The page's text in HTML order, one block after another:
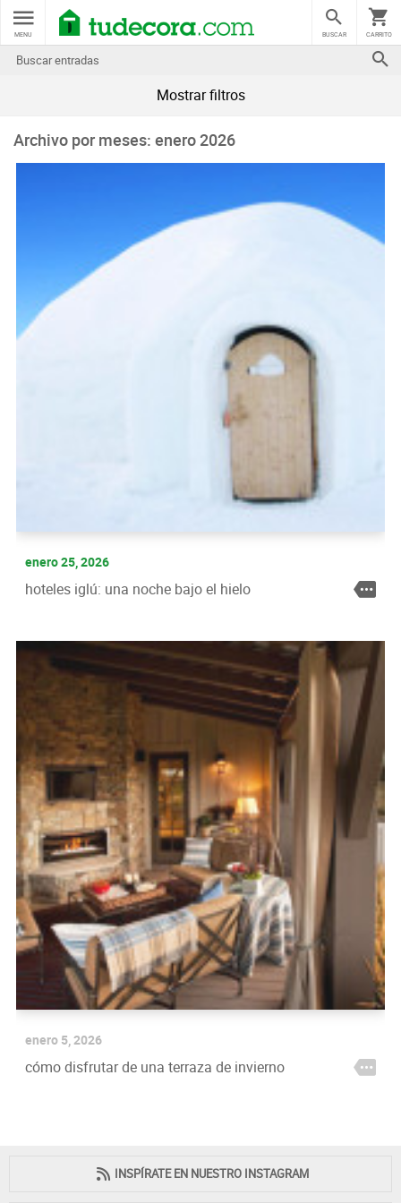
MENU CARRITO
BUSCAR
Mostrar filtros
Archivo por meses: enero 2026
enero 25, 2026
hoteles iglú: una noche bajo el hielo
enero 5, 2026
cómo disfrutar de una terraza de invierno
INSPÍRATE EN NUESTRO INSTAGRAM